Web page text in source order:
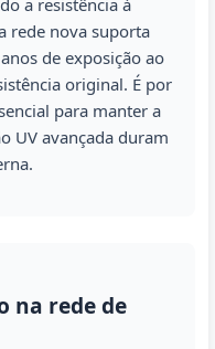
a resistência à
rede nova suporta
de exposição ao
original. É por
para manter a
UV avançada duram
na rede de